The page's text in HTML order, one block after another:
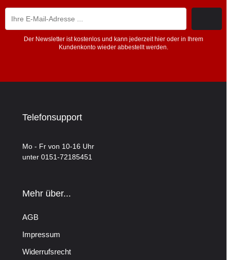
Der Newsletter ist kostenlos und kann jederzeit hier oder in Ihrem
Kundenkonto wieder abbestellt werden.
Telefonsupport
Mo - Fr von 10-16 Uhr
unter 0151-72185451
Mehr über...
AGB
Impressum
Widerrufsrecht